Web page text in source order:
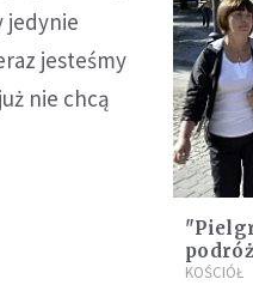
jedynie
jesteśmy
nie chcą
KOŚCIÓŁ